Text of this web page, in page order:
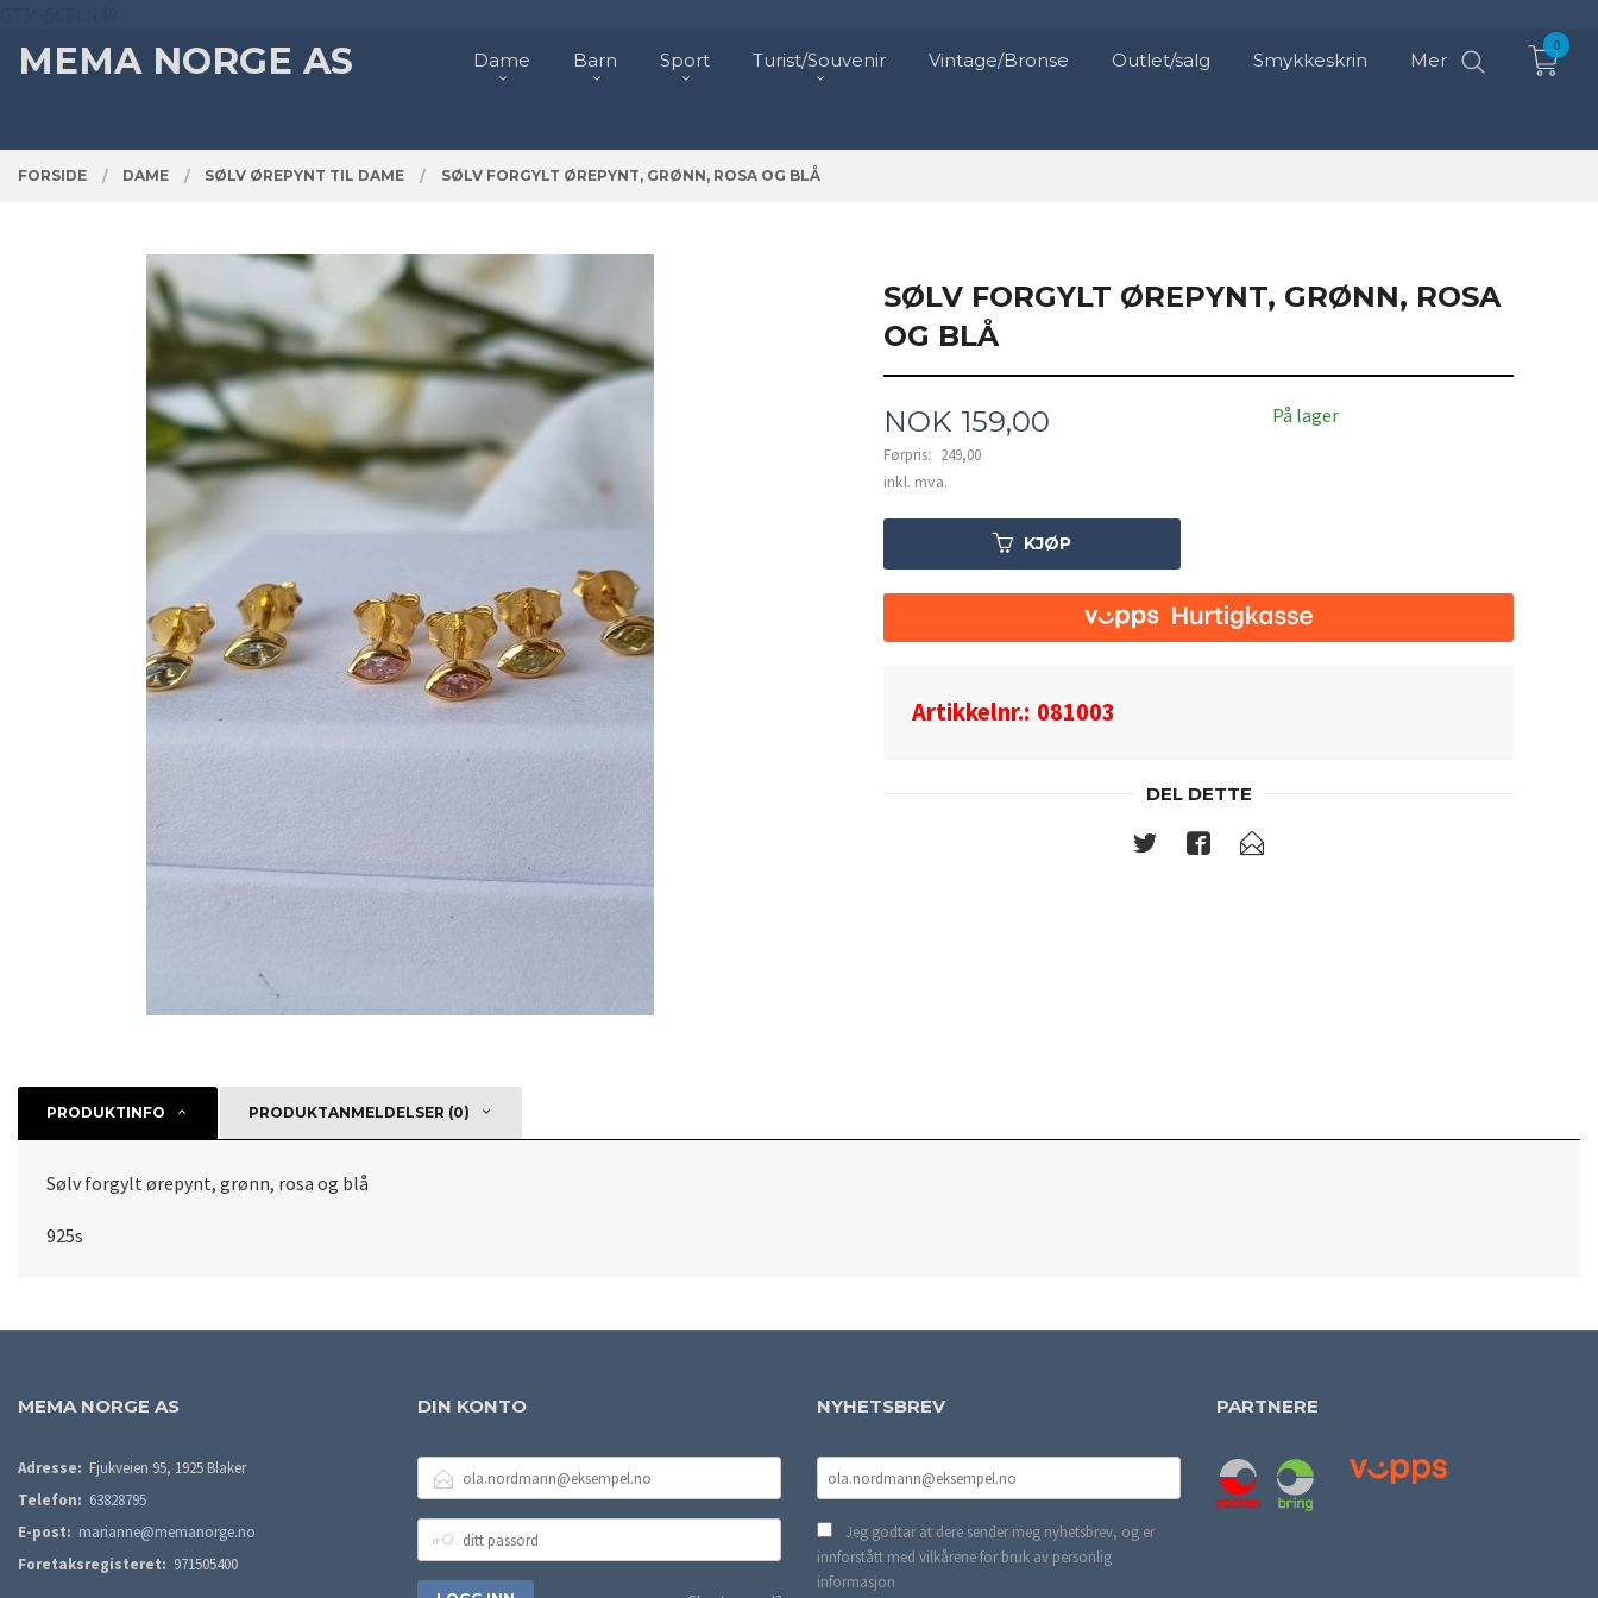
til
innholdet
MEMA NORGE AS Dame Barn Sport Turist/Souvenir Vintage/Bronse Outlet/salg Smykkeskrin Mer
0
FORSIDE DAME SØLV ØREPYNT TIL DAME SØLV FORGYLT ØREPYNT, GRØNN, ROSA OG BLÅ
SØLV FORGYLT ØREPYNT, GRØNN, ROSA
OG BLÅ
Tilbud
NOK 159,00
Førpris: 249,00
Rabatt
inkl. mva.
På lager
KJØP
Artikkelnr.: 081003
DEL DETTE
PRODUKTINFO PRODUKTANMELDELSER (0)
Sølv forgylt ørepynt, grønn, rosa og blå
925s
MEMA NORGE AS
Adresse: Fjukveien 95, 1925 Blaker
Telefon: 63828795
E-post: marianne@memanorge.no
Foretaksregisteret: 971505400
DIN KONTO
POSTADRESSE
PASSORD
NYHETSBREV
Jeg godtar at dere sender meg nyhetsbrev, og er
innforstått med vilkårene for bruk av personlig
informasjon
PARTNERE